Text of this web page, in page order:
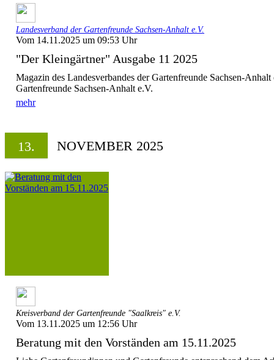
Landesverband der Gartenfreunde Sachsen-Anhalt e.V.
Vom 14.11.2025 um 09:53 Uhr
"Der Kleingärtner" Ausgabe 11 2025
Magazin des Landesverbandes der Gartenfreunde Sachsen-
Gartenfreunde Sachsen-Anhalt e.V.
mehr
13. NOVEMBER 2025
Kreisverband der Gartenfreunde "Saalkreis" e.V.
Vom 13.11.2025 um 12:56 Uhr
Beratung mit den Vorständen am 15.11.2025